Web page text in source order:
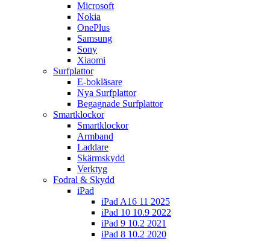
Microsoft
Nokia
OnePlus
Samsung
Sony
Xiaomi
Surfplattor
E-bokläsare
Nya Surfplattor
Begagnade Surfplattor
Smartklockor
Smartklockor
Armband
Laddare
Skärmskydd
Verktyg
Fodral & Skydd
iPad
iPad A16 11 2025
iPad 10 10.9 2022
iPad 9 10.2 2021
iPad 8 10.2 2020